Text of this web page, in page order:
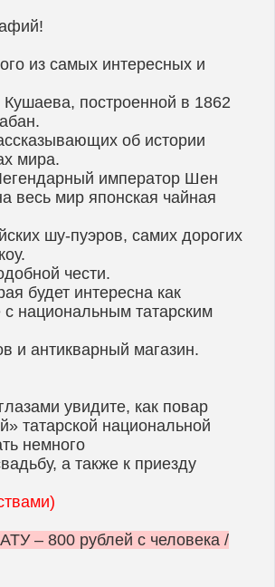
из самых интересных и
построенной в 1862
об истории
мира.
император Шен
весь мир японская чайная
шу-пуэров, самих дорогих
чести.
будет интересна как
национальным татарским
и антикварный магазин.
увидите, как повар
татарской национальной
немного
а также к приезду
– 800 рублей с человека /